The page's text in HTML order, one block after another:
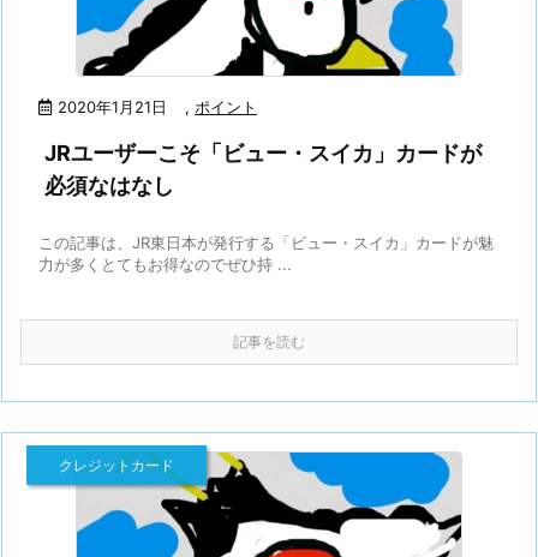
2020年1月21日 , ポイント
JRユーザーこそ「ビュー・スイカ」カードが
必須なはなし
この記事は、JR東日本が発行する「ビュー・スイカ」カードが魅
力が多くとてもお得なのでぜひ持 ...
記事を読む
クレジットカード